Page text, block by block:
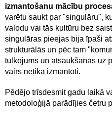
izmantošanu mācību
varētu saukt par "singulāru",
valodu vai tās kultūru bez
singulāras pieejas bija īpaši
strukturālās un pēc tam
tulkojums un atsaukšanās uz
vairs netika izmantoti.
Pēdējo trīsdesmit gadu laikā
metodoloģijā parādījies četru